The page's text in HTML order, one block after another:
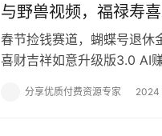
与野兽视频，福禄寿
春节捡钱赛道，蝴蝶号退休
喜财吉祥如意升级版3.0 AI
分享优质付费资源专家 2024